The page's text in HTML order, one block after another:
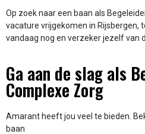
Op zoek naar een baan als
vacature vrijgekomen in Rijsbergen,
vandaag nog en verzeker jezelf van
Ga aan de slag als
Complexe Zorg
Amarant heeft jou veel te bieden.
baan